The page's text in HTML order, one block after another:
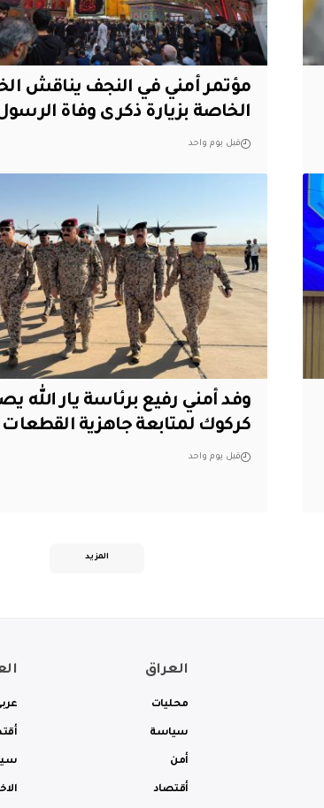
مؤتمر أمني في النجف يناقش
الخاصة بزيارة ذكرى وفاة
قبل يوم واحد
وفد أمني رفيع برئاسة يار الله
كركوك لمتابعة جاهزية القطعات
قبل يوم واحد
المزيد
العراق
محليات
سياسة
أمن
أقتصاد